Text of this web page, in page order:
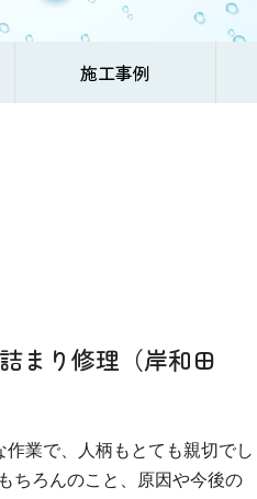
施工事例
まり修理（岸和田
業で、人柄もとても親切でし
ちろんのこと、原因や今後の